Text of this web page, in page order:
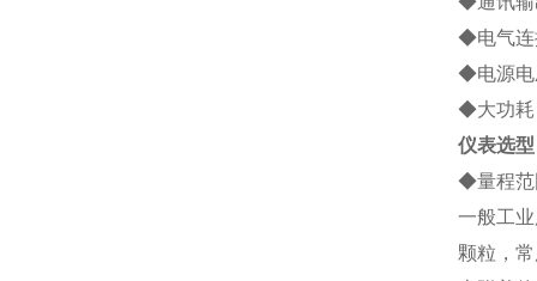
◆电气连
◆电源电
◆大功耗
仪表选型
◆量程
一般工
颗粒，